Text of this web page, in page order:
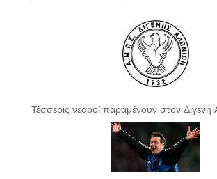
Τέσσερις νεαροί παραμένουν στον